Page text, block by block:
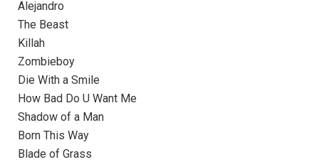
Alejandro
The Beast
Killah
Zombieboy
Die With a Smile
How Bad Do U Want Me
Shadow of a Man
Born This Way
Blade of Grass